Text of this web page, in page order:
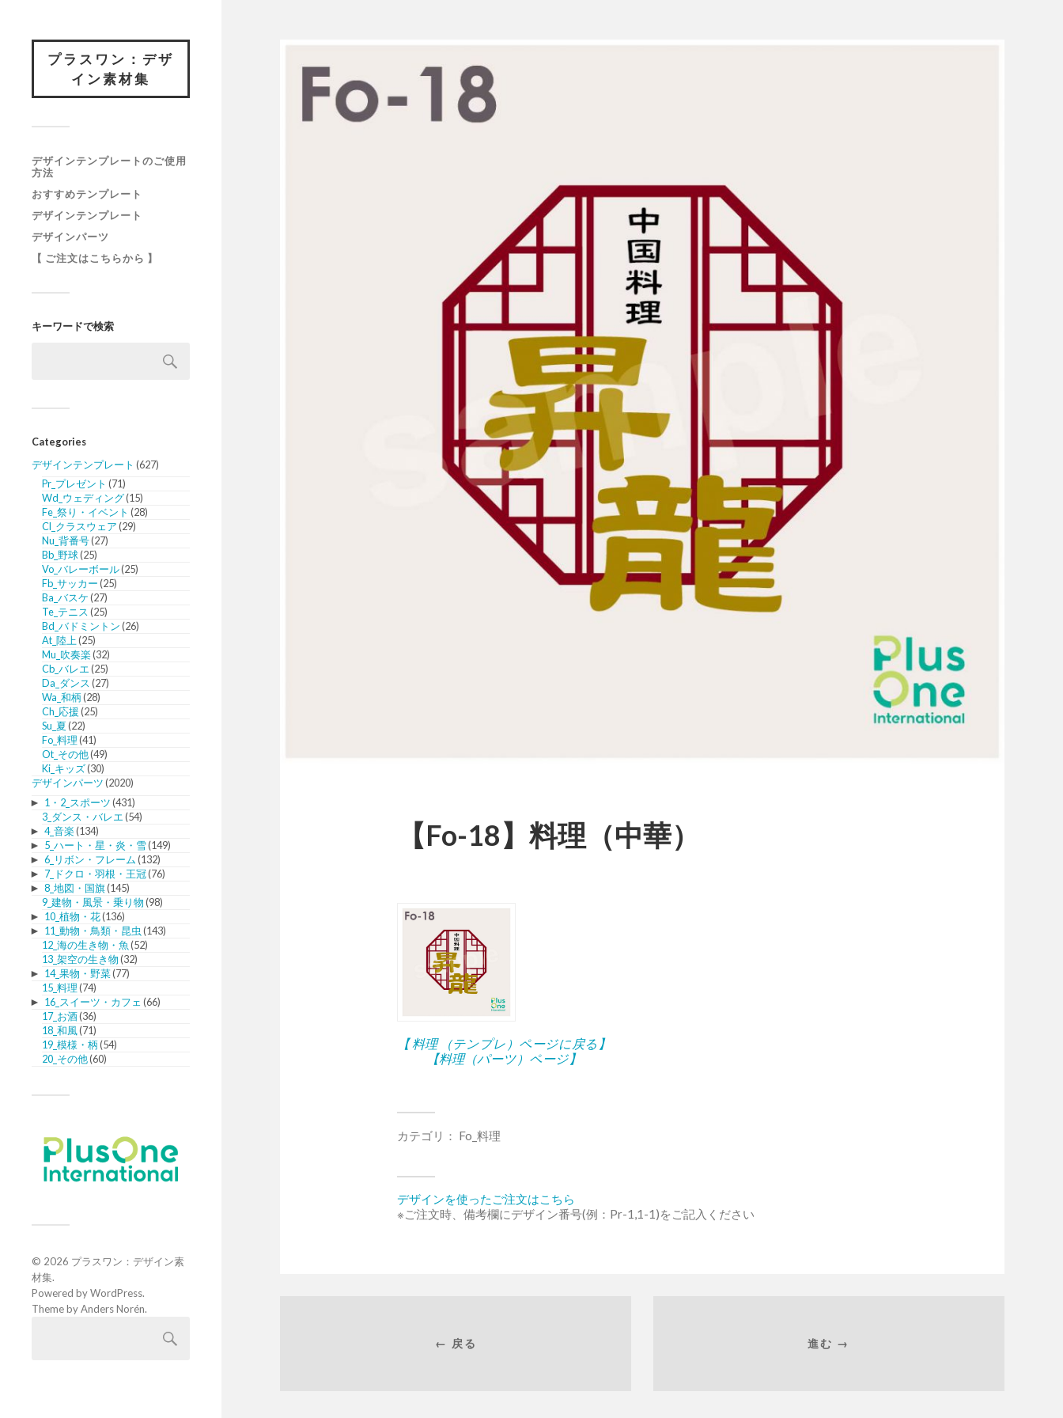
プラスワン：デザ
イン素材集
デザインテンプレートのご使用
方法
おすすめテンプレート
デザインテンプレート
デザインパーツ
【 ご注文はこちらから 】
キーワードで検索
Categories
デザインテンプレート (627)
Pr_プレゼント (71)
Wd_ウェディング(15)
Fe_祭り・イベント (28)
Cl_クラスウェア(29)
Nu_背番号(27)
Bb_野球(25)
Vo_バレーボール(25)
Fb_サッカー(25)
Ba_バスケ(27)
Te_テニス(25)
Bd_バドミントン(26)
At_陸上(25)
Mu_吹奏楽(32)
Cb_バレエ(25)
Da_ダンス(27)
Wa_和柄(28)
Ch_応援(25)
Su_夏(22)
Fo_料理(41)
Ot_その他(49)
Ki_キッズ(30)
デザインパーツ(2020)
► 1・2_スポーツ(431)
3_ダンス・バレエ(54)
► 4_音楽(134)
► 5_ハート・星・炎・雪(149)
► 6_リボン・フレーム(132)
► 7_ドクロ・羽根・王冠(76)
► 8_地図・国旗(145)
9_建物・風景・乗り物(98)
► 10_植物・花(136)
► 11_動物・鳥類・昆虫 (143)
12_海の生き物・魚 (52)
13_架空の生き物(32)
► 14_果物・野菜(77)
15_料理(74)
► 16_スイーツ・カフェ (66)
17_お酒(36)
18_和風(71)
19_模様・柄(54)
20_その他(60)
© 2026 プラスワン：デザイン素
材集.
Powered byWordPress.
Theme byAnders Norén.
【Fo-18】料理（中華）
【 料理 （テンプレ）ページに戻る】
【料理（パーツ）ページ】
カテゴリ： Fo_料理
デザインを使ったご注文はこちら
※ご注文時、備考欄にデザイン番号(例：Pr-1,1-1)をご記入ください
← 戻る 進む →